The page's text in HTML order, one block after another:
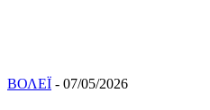
ΒΟΛΕΪ - 07/05/2026